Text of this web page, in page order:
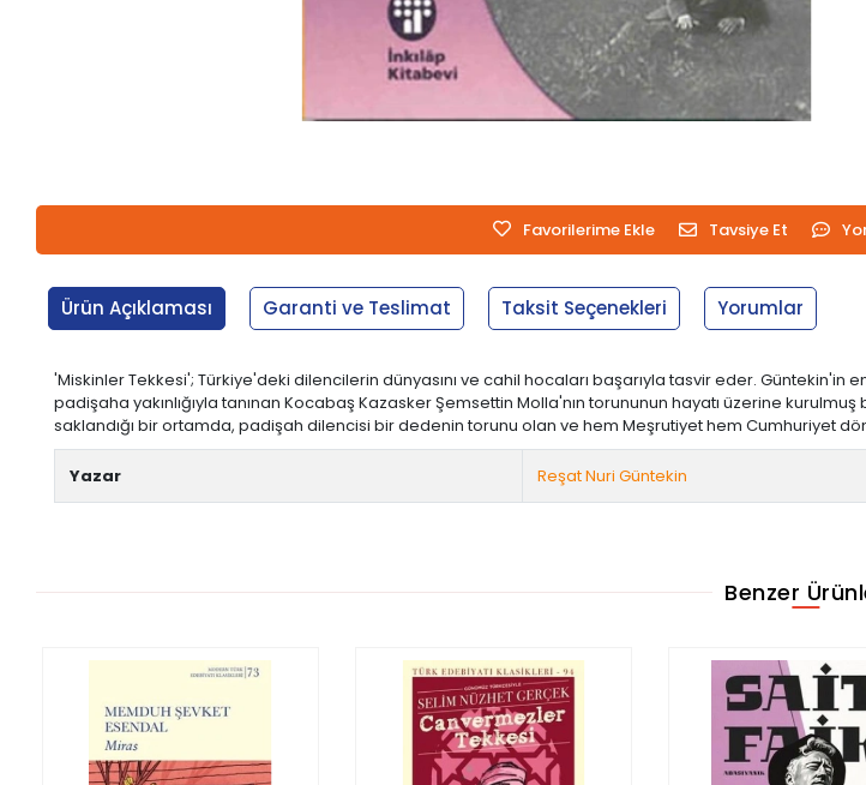
Favorilerime Ekle Tavsiye Et
Ürün Açıklaması Garanti ve Teslimat Taksit Seçenekleri Yorumlar
'Miskinler Tekkesi'; Türkiye'deki dilencilerin dünyasını ve cahil hocaları başarıyla tasvir eder.
padişaha yakınlığıyla tanınan Kocabaş Kazasker Şemsettin Molla'nın torununun hayatı üzerine
saklandığı bir ortamda, padişah dilencisi bir dedenin torunu olan ve hem Meşrutiyet hem Cumhuriyet
Yazar Reşat Nuri Güntekin
Benzer